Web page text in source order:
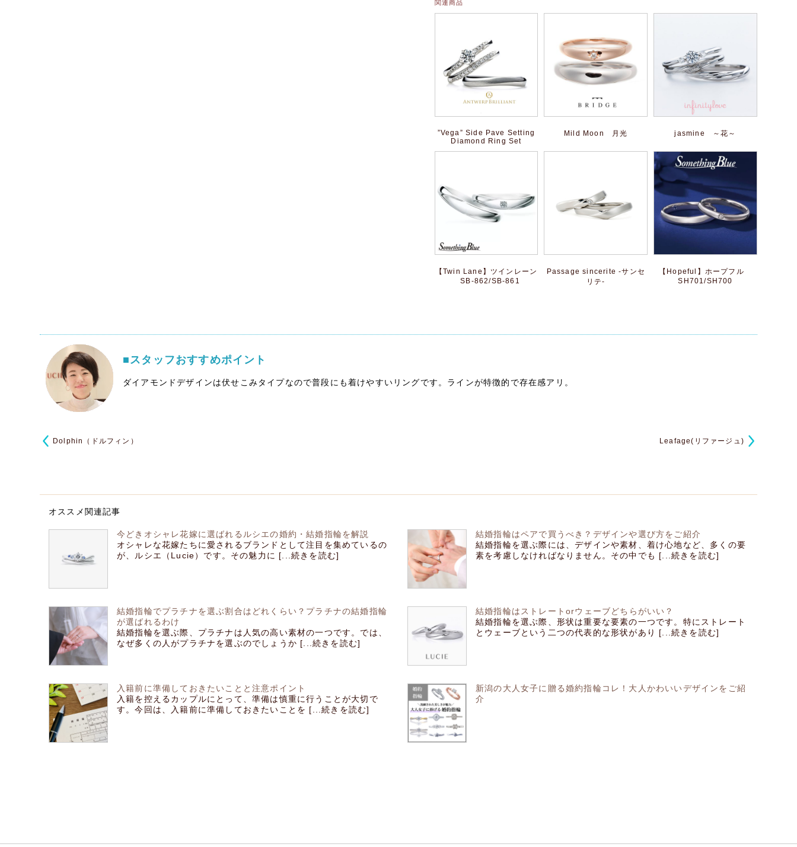
関連商品
”Vega” Side Pave Setting
Diamond Ring Set
Mild Moon 月光 jasmine ～花～
【Twin Lane】ツインレーン
SB-862/SB-861
Passage sincerite -サンセ
リテ-
【Hopeful】ホープフル
SH701/SH700
■スタッフおすすめポイント
ダイアモンドデザインは伏せこみタイプなので普段にも着けやすいリングです。ラインが特徴的で存在感アリ。
Leafage(リファージュ)
Dolphin（ドルフィン）
オススメ関連記事
今どきオシャレ花嫁に選ばれるルシエの婚約・結婚指輪を解説
オシャレな花嫁たちに愛されるブランドとして注目を集めているの
が、ルシエ（Lucie）です。その魅力に [...続きを読む]
結婚指輪はペアで買うべき？デザインや選び方をご紹介
結婚指輪を選ぶ際には、デザインや素材、着け心地など、多くの要
素を考慮しなければなりません。その中でも [...続きを読む]
結婚指輪でプラチナを選ぶ割合はどれくらい？プラチナの結婚指輪
が選ばれるわけ
結婚指輪を選ぶ際、プラチナは人気の高い素材の一つです。では、
なぜ多くの人がプラチナを選ぶのでしょうか [...続きを読む]
結婚指輪はストレートorウェーブどちらがいい？
結婚指輪を選ぶ際、形状は重要な要素の一つです。特にストレート
とウェーブという二つの代表的な形状があり [...続きを読む]
入籍前に準備しておきたいことと注意ポイント
入籍を控えるカップルにとって、準備は慎重に行うことが大切で
す。今回は、入籍前に準備しておきたいことを [...続きを読む]
新潟の大人女子に贈る婚約指輪コレ！大人かわいいデザインをご紹
介